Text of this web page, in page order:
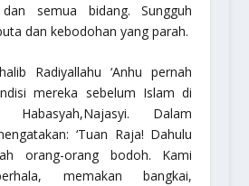
semua bidang. Sungguh
dan kebodohan yang parah.
Radiyallahu ‘Anhu pernah
mereka sebelum Islam di
Dalam
‘Tuan Raja! Dahulu
orang-orang bodoh. Kami
memakan bangkai,